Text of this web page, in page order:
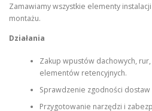
Zamawiamy wszystkie elementy
montażu.
Działania
Zakup wpustów dachowych,
elementów retencyjnych.
Sprawdzenie zgodności
Przygotowanie narzędzi i